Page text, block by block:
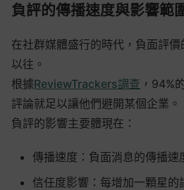
負評的傳播速度與影響範
在社群媒體盛行的時代，負面評
以往。
根據ReviewTrackers調查 ，94%
評論就足以讓他們避開某個企業。
負評的影響主要體現在：
傳播速度：負面消息的傳播
信任度影響：每增加一顆星